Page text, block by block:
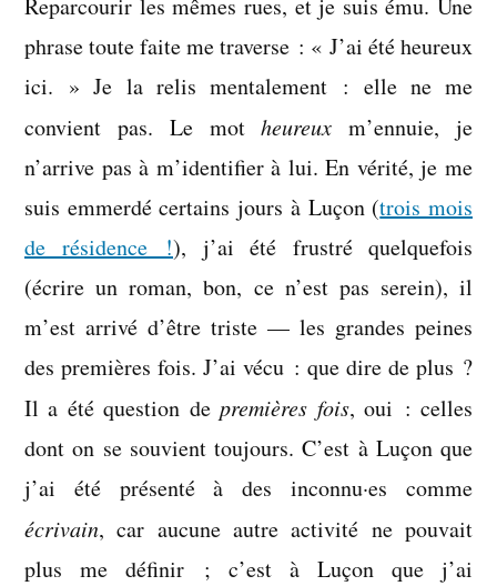
phrase toute faite me traverse : « J’ai été heureux
ici. » Je la relis mentalement : elle ne me
convient pas. Le motheureux m’ennuie, je
n’arrive pas à m’identifier à lui. En vérité, je me
suis emmerdé certains jours à Luçon (trois mois
de résidence !), j’ai été frustré quelquefois
(écrire un roman, bon, ce n’est pas serein), il
m’est arrivé d’être triste — les grandes peines
des premières fois. J’ai vécu : que dire de plus ?
Il a été question depremières fois, oui : celles
dont on se souvient toujours. C’est à Luçon que
j’ai été présenté à des inconnu·es comme
écrivain, car aucune autre activité ne pouvait
plus me définir ; c’est à Luçon que j’ai